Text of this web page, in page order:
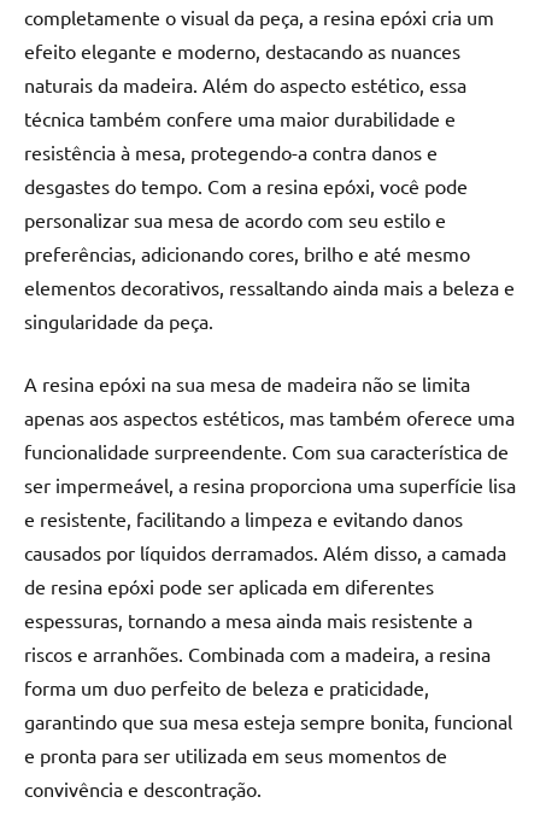
completamente o visual da peça, a resina epóxi cria um
efeito elegante e moderno, destacando as nuances
naturais da madeira. Além do aspecto estético, essa
técnica também confere uma maior durabilidade e
resistência à mesa, protegendo-a contra danos e
desgastes do tempo. Com a resina epóxi, você pode
personalizar sua mesa de acordo com seu estilo e
preferências, adicionando cores, brilho e até mesmo
elementos decorativos, ressaltando ainda mais a beleza e
singularidade da peça.
A resina epóxi na sua mesa de madeira não se limita
apenas aos aspectos estéticos, mas também oferece uma
funcionalidade surpreendente. Com sua característica de
ser impermeável, a resina proporciona uma superfície lisa
e resistente, facilitando a limpeza e evitando danos
causados por líquidos derramados. Além disso, a camada
de resina epóxi pode ser aplicada em diferentes
espessuras, tornando a mesa ainda mais resistente a
riscos e arranhões. Combinada com a madeira, a resina
forma um duo perfeito de beleza e praticidade,
garantindo que sua mesa esteja sempre bonita, funcional
e pronta para ser utilizada em seus momentos de
convivência e descontração.